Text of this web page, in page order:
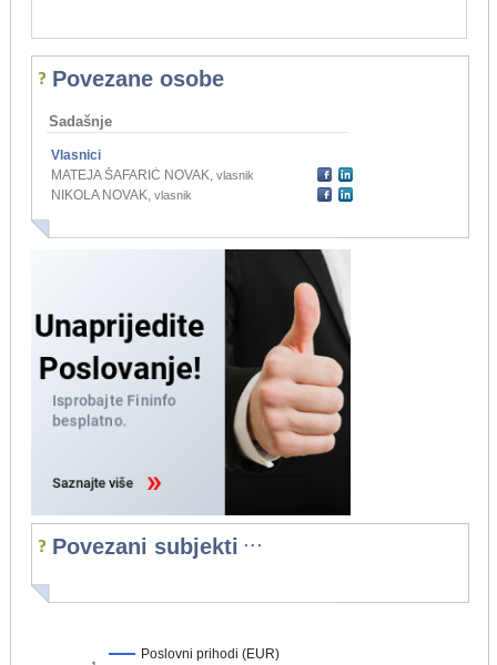
Povezane osobe
Sadašnje
Vlasnici
MATEJA ŠAFARIĆ NOVAK, vlasnik
NIKOLA NOVAK, vlasnik
Povezani subjekti ...
Poslovni prihodi (EUR)